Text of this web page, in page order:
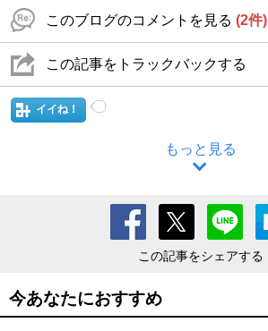
このブログのコメントを見る (2件)
この記事をトラックバックする
イイね！
もっと見る
この記事をシェアする
今あなたにおすすめ